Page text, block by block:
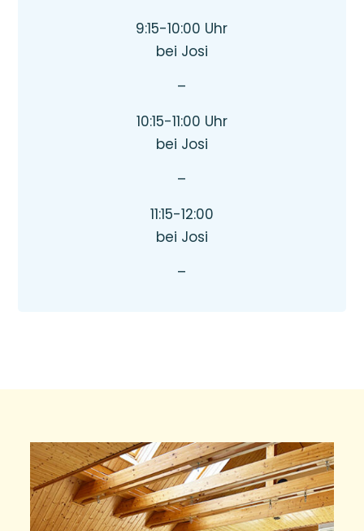
9:15-10:00 Uhr
bei Josi
–
10:15-11:00 Uhr
bei Josi
–
11:15-12:00
bei Josi
–